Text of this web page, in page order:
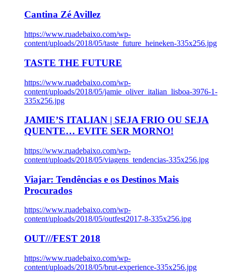
Cantina Zé Avillez
https://www.ruadebaixo.com/wp-
content/uploads/2018/05/taste_future_heineken-335x256.jpg
TASTE THE FUTURE
https://www.ruadebaixo.com/wp-
content/uploads/2018/05/jamie_oliver_italian_lisboa-3976-1-
335x256.jpg
JAMIE’S ITALIAN | SEJA FRIO OU SEJA
QUENTE… EVITE SER MORNO!
https://www.ruadebaixo.com/wp-
content/uploads/2018/05/viagens_tendencias-335x256.jpg
Viajar: Tendências e os Destinos Mais
Procurados
https://www.ruadebaixo.com/wp-
content/uploads/2018/05/outfest2017-8-335x256.jpg
OUT///FEST 2018
https://www.ruadebaixo.com/wp-
content/uploads/2018/05/brut-experience-335x256.jpg